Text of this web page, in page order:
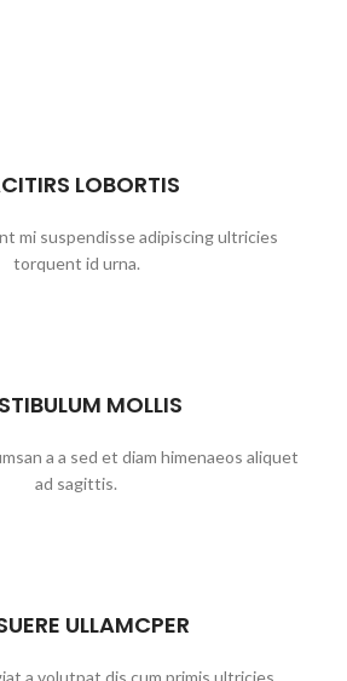
LOBORTIS
mi suspendisse adipiscing ultricies
torquent id urna.
MOLLIS
a a sed et diam himenaeos aliquet
ad sagittis.
ULLAMCPER
a volutpat dis cum primis ultricies